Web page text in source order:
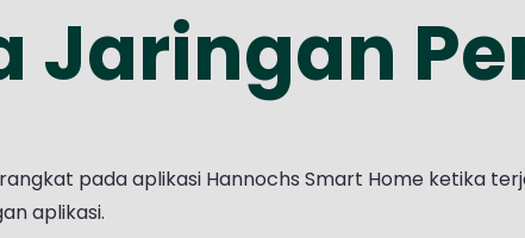
Jaringan
pada aplikasi Hannochs Smart Home ketika
aplikasi.